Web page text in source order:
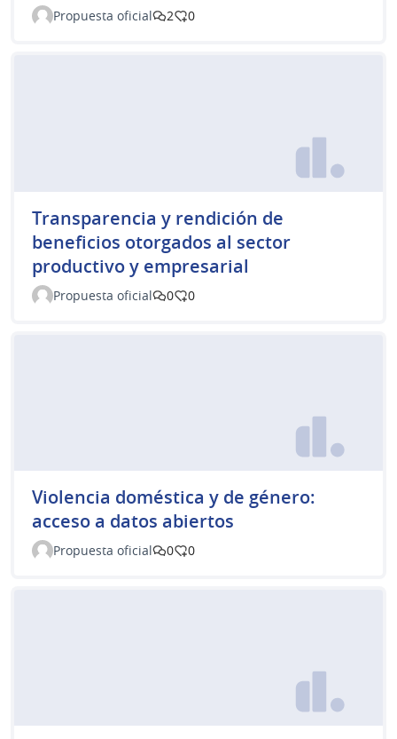
Propuesta oficial 2 0
Transparencia y rendición de
beneficios otorgados al sector
productivo y empresarial
Propuesta oficial 0 0
Violencia doméstica y de género:
acceso a datos abiertos
Propuesta oficial 0 0